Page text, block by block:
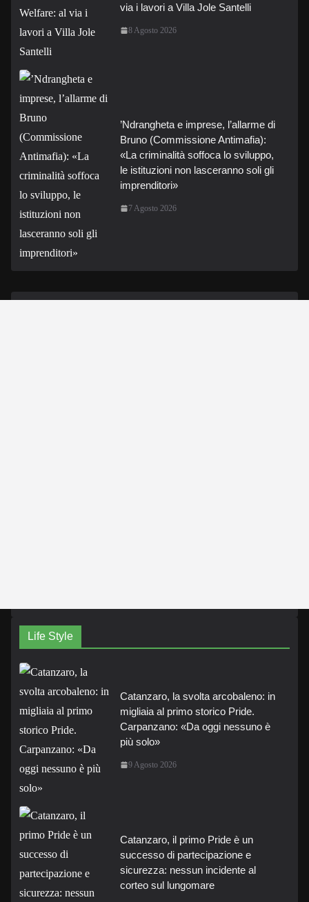
via i lavori a Villa Jole Santelli
8 Agosto 2026
’Ndrangheta e imprese, l’allarme di
Bruno (Commissione Antimafia):
«La criminalità soffoca lo sviluppo,
le istituzioni non lasceranno soli gli
imprenditori»
7 Agosto 2026
Life Style
Catanzaro, la svolta arcobaleno: in
migliaia al primo storico Pride.
Carpanzano: «Da oggi nessuno è
più solo»
9 Agosto 2026
Catanzaro, il primo Pride è un
successo di partecipazione e
sicurezza: nessun incidente al
corteo sul lungomare